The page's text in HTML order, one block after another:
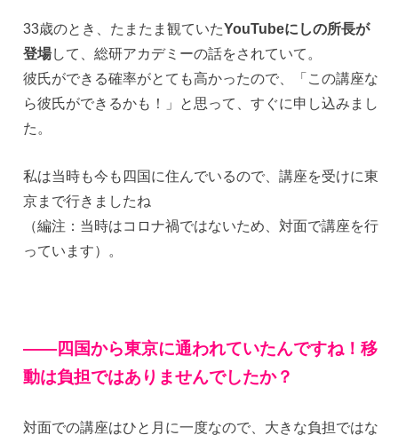
33歳のとき、たまたま観ていたYouTubeにしの所長が
登場して、総研アカデミーの話をされていて。
彼氏ができる確率がとても高かったので、「この講座な
ら彼氏ができるかも！」と思って、すぐに申し込みまし
た。
私は当時も今も四国に住んでいるので、講座を受けに東
京まで行きましたね
（編注：当時はコロナ禍ではないため、対面で講座を行
っています）。
——四国から東京に通われていたんですね！移
動は負担ではありませんでしたか？
対面での講座はひと月に一度なので、大きな負担ではな